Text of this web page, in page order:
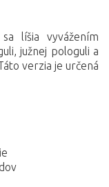
líšia vyvážením
južnej pologuli a
verzia je určená